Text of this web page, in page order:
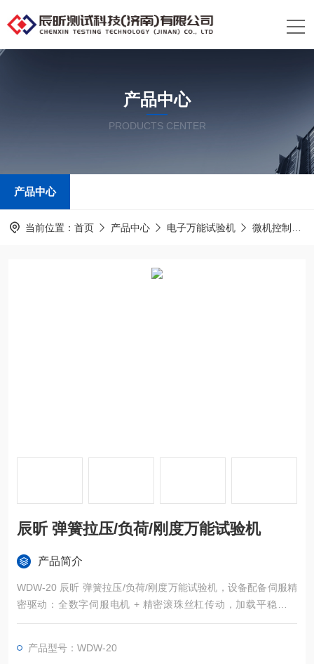
产品中心
PRODUCTS CENTER
产品中心
当前位置： 首页 产品中心 电子万能试验机 微机控制电子万能试验机
辰昕 弹簧拉压/负荷/刚度万能试验机
产品简介
WDW-20 辰昕 弹簧拉压/负荷/刚度万能试验机，设备配备伺服精
密驱动：全数字伺服电机 + 精密滚珠丝杠传动，加载平稳无冲
击，试验速度 0.001~300mm/min 大范围无级调速，低速测试微
设定定位移 / 定力两种试验模式，自动计算弹簧刚度 K 值、F1/F
产品型号：WDW-20